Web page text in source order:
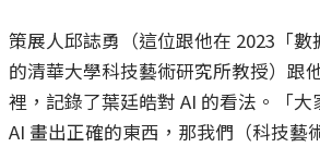
策展人邱誌勇（這位跟他在 2023「
的清華大學科技藝術研究所教授）跟
裡，記錄了葉廷皓對 AI 的看法。「大
AI 畫出正確的東西，那我們（科技藝